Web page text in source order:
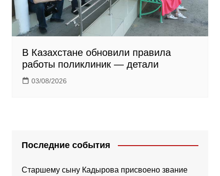
В Казахстане обновили правила
работы поликлиник — детали
03/08/2026
Последние события
Старшему сыну Кадырова присвоено звание